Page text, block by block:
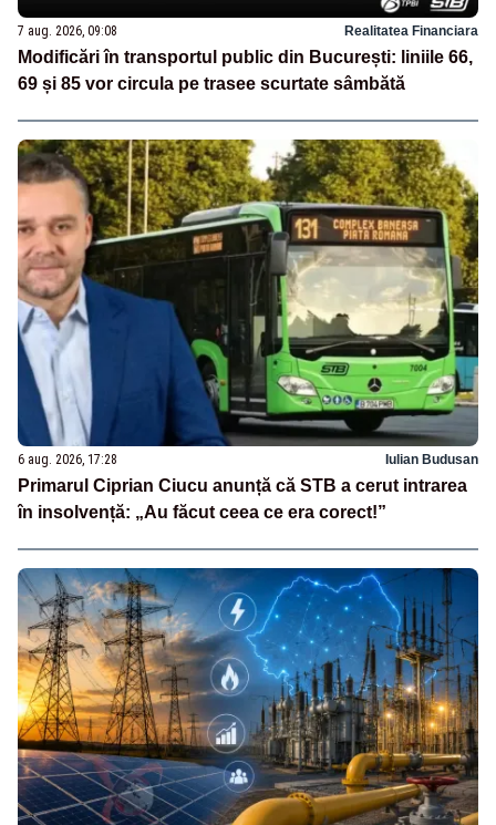
7 aug. 2026, 09:08 Realitatea Financiara
Modificări în transportul public din București: liniile 66,
69 și 85 vor circula pe trasee scurtate sâmbătă
6 aug. 2026, 17:28 Iulian Budusan
Primarul Ciprian Ciucu anunță că STB a cerut intrarea
în insolvență: „Au făcut ceea ce era corect!”